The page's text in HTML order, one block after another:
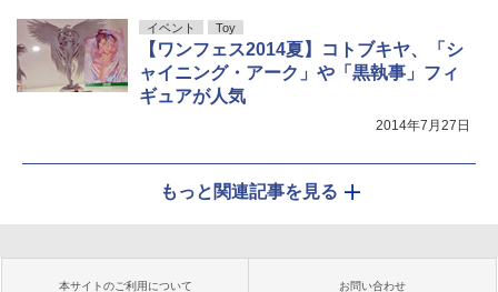
イベント Toy
【ワンフェス2014夏】コトブキヤ、「シ
ャイニング・アーク」や「黒執事」フィ
ギュアが人気
2014年7月27日
もっと関連記事を見る
本サイトのご利用について お問い合わせ